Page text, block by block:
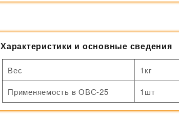
Характеристики и основные сведения
Вес
1кг
Применяемость в ОВС-25
1шт